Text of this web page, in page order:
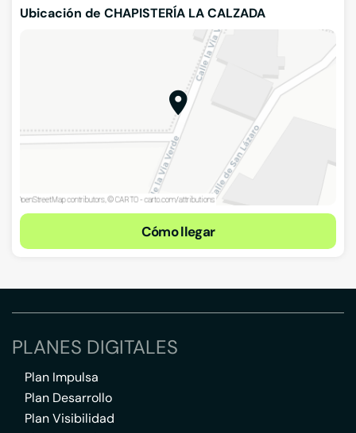
Ubicación de CHAPISTERÍA LA CALZADA
Cómo llegar
PLANES DIGITALES
Plan Impulsa
Plan Desarrollo
Plan Visibilidad